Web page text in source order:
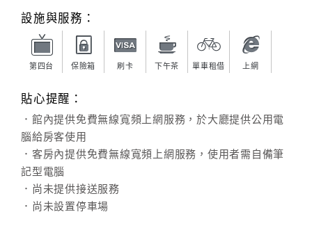
設施與服務：
第四台 保險箱 刷卡 下午茶 單車租借 上網
貼心提醒：
．館內提供免費無線寬頻上網服務，於大廳提供公用電
腦給房客使用
．客房內提供免費無線寬頻上網服務，使用者需自備筆
記型電腦
．尚未提供接送服務
．尚未設置停車場